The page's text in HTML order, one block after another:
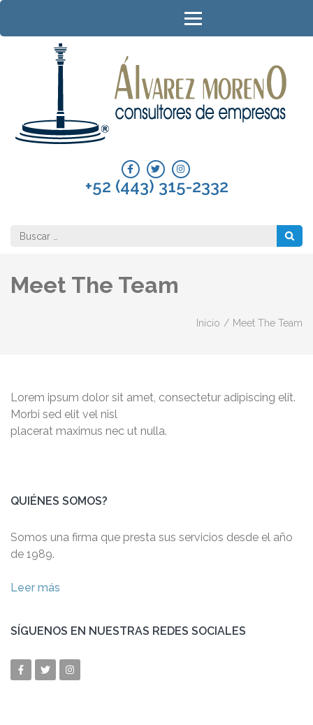
Saltar
contenido
+52 (443) 315-2332
Buscar:
Meet The Team
Inicio / Meet The Team
Lorem ipsum dolor sit amet, consectetur adipiscing elit.
Morbi sed elit vel nisl
placerat maximus nec ut nulla.
QUIÉNES SOMOS?
Somos una firma que presta sus servicios desde el año
de 1989.
Leer más
SÍGUENOS EN NUESTRAS REDES SOCIALES